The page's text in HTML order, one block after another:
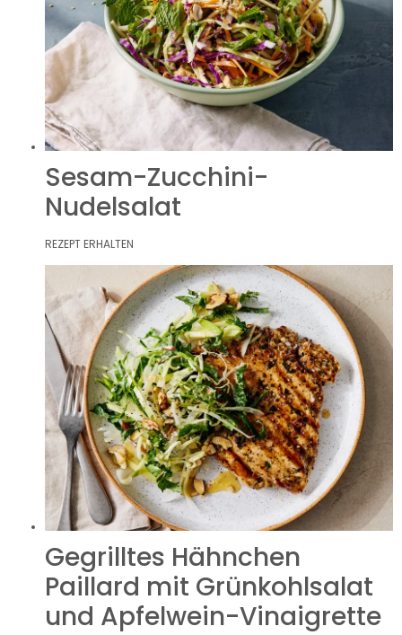
Sesam-Zucchini-
Nudelsalat
REZEPT ERHALTEN
Gegrilltes Hähnchen
Paillard mit Grünkohlsalat
und Apfelwein-Vinaigrette